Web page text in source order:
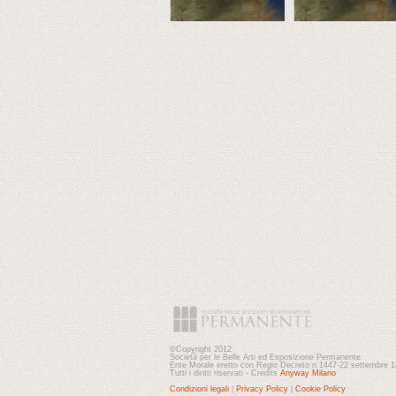
©Copyright 2012
Società per le Belle Arti ed Esposizione Permanente
Ente Morale eretto con Regio Decreto n.1447-22 settembre
Tutti i diritti riservati - Credits Anyway Milano
Condizioni legali
Privacy Policy Cookie Policy